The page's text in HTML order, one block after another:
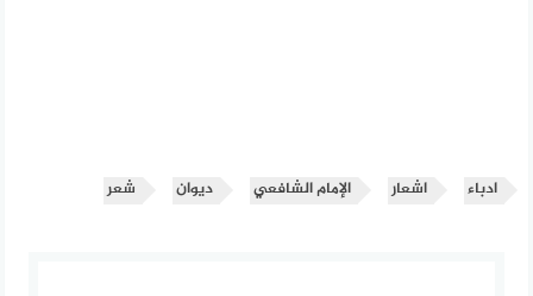
ادباء اشعار الإمام الشافعي ديوان شعر